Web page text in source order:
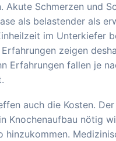
Schmerzen und
als belastender als
im Unterkiefer
zeigen
Erfahrungen fallen je
auch die Kosten.
Knochenaufbau nötig